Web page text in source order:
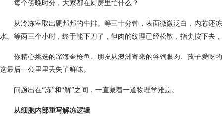
每个傍晚时分，大家都在厨房里忙什么？
从冷冻室取出硬邦邦的牛排。等三十分钟，表面微微泛白，内芯还
水。等两三个小时，终于能下刀了，但肉的纹理已经松散，指尖按下去
你精心挑选的深海金枪鱼、朋友从澳洲寄来的谷饲眼肉、孩子爱
这最后一公里里丢失了鲜味。
问题出在“冻”和“解”之间，一直藏着一道物理学难题。
从细胞内部重写解冻逻辑